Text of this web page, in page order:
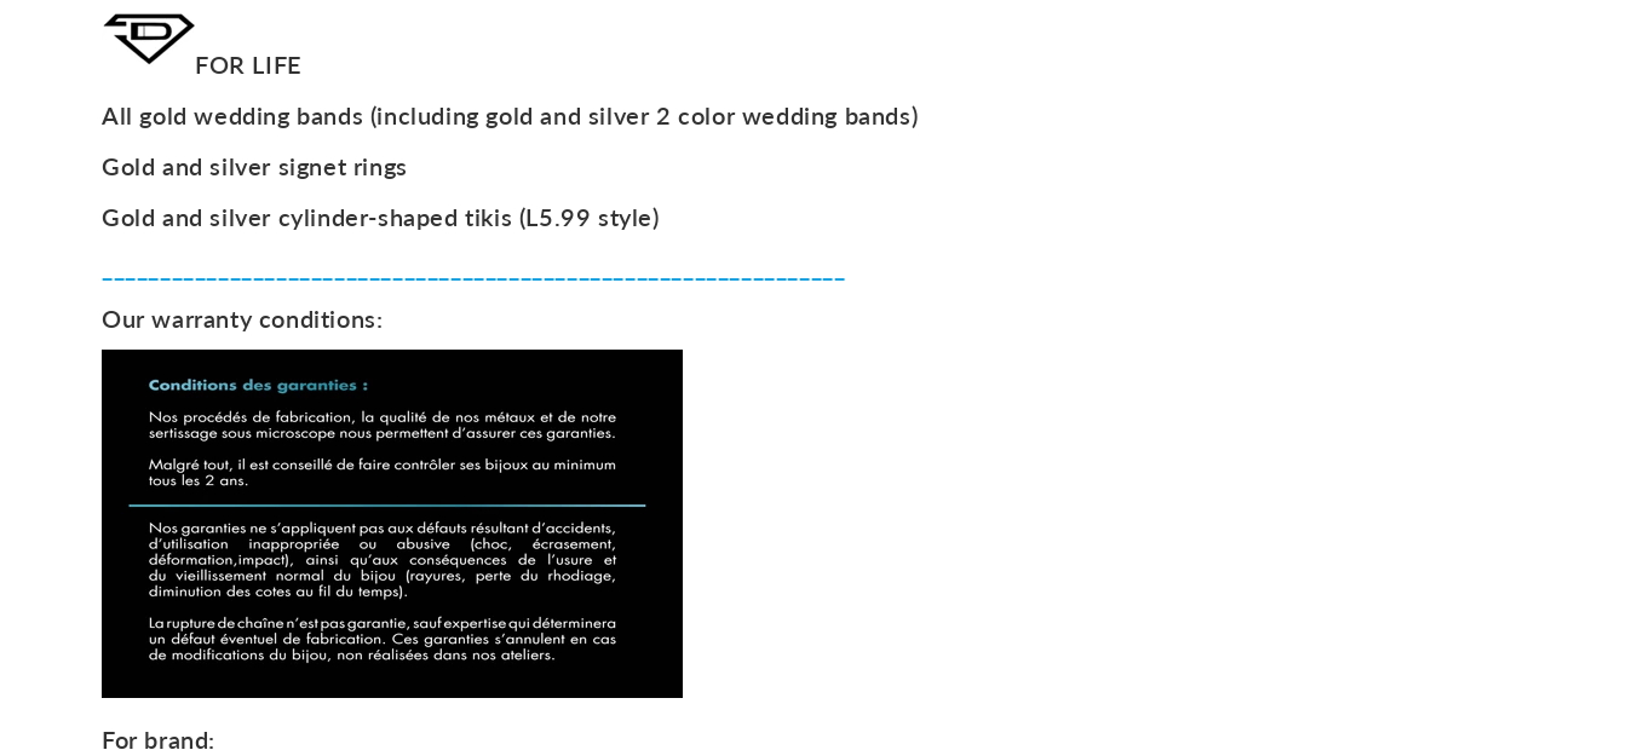
FOR LIFE
All gold wedding bands (including gold and silver 2 color wedding bands)
Gold and silver signet rings
Gold and silver cylinder-shaped tikis (L5.99 style)
Our warranty conditions:
For brand: